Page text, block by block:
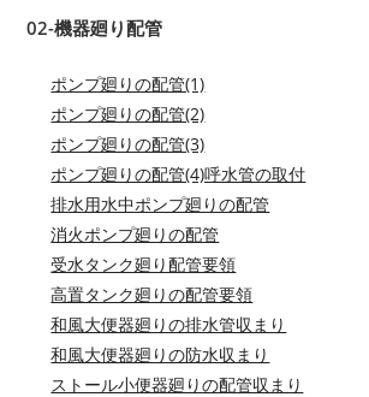
02-機器廻り配管
ポンプ廻りの配管(1)
ポンプ廻りの配管(2)
ポンプ廻りの配管(3)
ポンプ廻りの配管(4)呼水管の取付
排水用水中ポンプ廻りの配管
消火ポンプ廻りの配管
受水タンク廻り配管要領
高置タンク廻りの配管要領
和風大便器廻りの排水管収まり
和風大便器廻りの防水収まり
ストール小便器廻りの配管収まり